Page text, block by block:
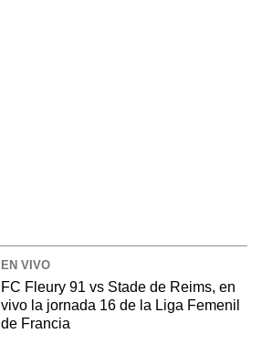
EN VIVO
FC Fleury 91 vs Stade de Reims, en
vivo la jornada 16 de la Liga Femenil
de Francia